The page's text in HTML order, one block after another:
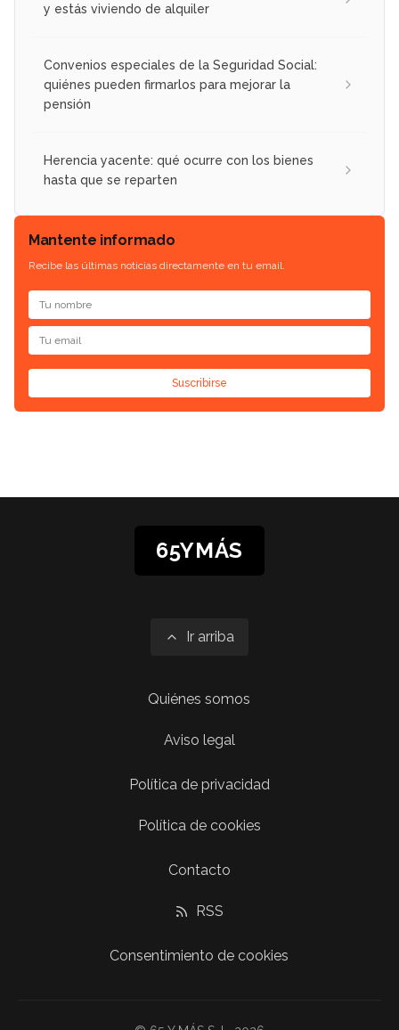
y estás viviendo de alquiler
Convenios especiales de la Seguridad Social:
quiénes pueden firmarlos para mejorar la
pensión
Herencia yacente: qué ocurre con los bienes
hasta que se reparten
Mantente informado
Recibe las últimas noticias directamente en tu email.
Suscribirse
65YMÁS
Ir arriba
Quiénes somos
Aviso legal
Política de privacidad
Política de cookies
Contacto
RSS
Consentimiento de cookies